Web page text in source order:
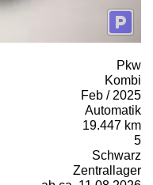
Pkw
Kombi
Feb / 2025
Automatik
19.447 km
5
Schwarz
Zentrallager